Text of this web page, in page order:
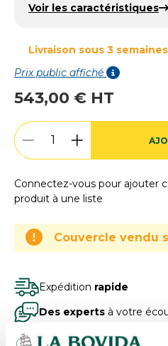
Voir les caractéristiques
Livraison sous 3 semaines
Prix public affiché
543,00 € HT
Connectez-vous pour ajouter
produit à une liste
Couvercle vendu
Expédition rapide
Des experts à votre
Paiement100% sécurisé